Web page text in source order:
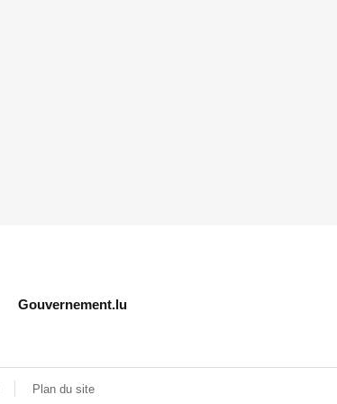
Gouvernement.lu
Plan du site